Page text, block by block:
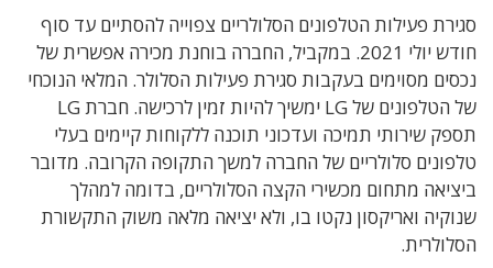
סגירת פעילות הטלפונים הסלולריים צפוייה להסתיים עד סוף
חודש יולי 2021. במקביל, החברה בוחנת מכירה אפשרית של
נכסים מסוימים בעקבות סגירת פעילות הסלולר. המלאי הנוכחי
של הטלפונים של LG ימשיך להיות זמין לרכישה. חברת LG
תספק שירותי תמיכה ועדכוני תוכנה ללקוחות קיימים בעלי
טלפונים סלולריים של החברה למשך התקופה הקרובה. מדובר
ביציאה מתחום מכשירי הקצה הסלולריים, בדומה למהלך
שנוקיה ואריקסון נקטו בו, ולא יציאה מלאה משוק התקשורת
הסלולרית.